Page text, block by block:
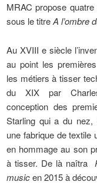
MRAC propose
sous le titreA l’ombre
Au XVIII e siècle
au point les
les métiers à tisser
du XIX par
conception des
Starling qui a du nez,
une fabrique de textile
en hommage au son
à tisser. De là naîtra
musicen 2015 à